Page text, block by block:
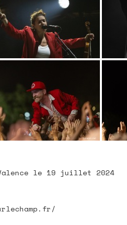
le 19 juillet 2024